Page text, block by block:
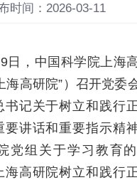
时间：2026-03-11
日，中国科学院上海
海高研院”）召开党委
书记关于树立和践行
要讲话和重要指示精
党组关于学习教育
海高研院树立和践行